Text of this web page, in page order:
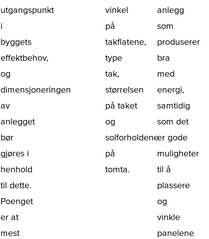
utgangspunkt
i
byggets
effektbehov,
og
dimensjoneringen
av
anlegget
bør
gjøres i
henhold
til dette.
Poenget
er at
mest
vinkel
på
takflatene,
type
tak,
størrelsen
på taket
og
solforholdene
på
tomta.
anlegg
som
produserer
bra
med
energi,
samtidig
som det
er gode
muligheter
til å
plassere
og
vinkle
panelene